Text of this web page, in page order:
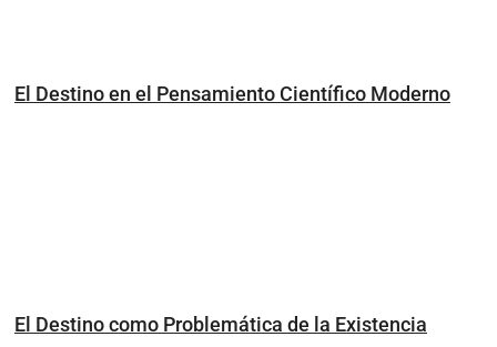
El Destino en el Pensamiento Científico Moderno
El Destino como Problemática de la Existencia